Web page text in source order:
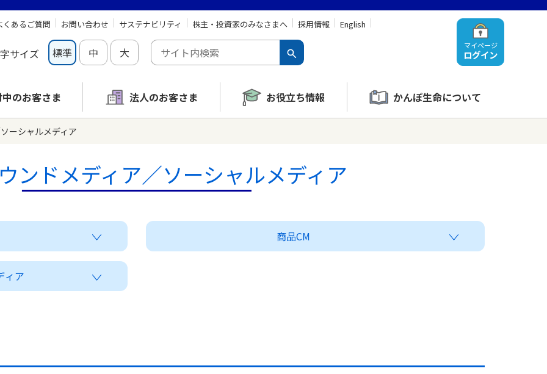
マイページ
ログイン
くあるご質問 お問い合わせ サステナビリティ 株主・投資家のみなさまへ 採用情報 English
サイズ 標準 中 大
のお客さま 法人のお客さま お役立ち情報 かんぽ生命について
ーシャルメディア
ンドメディア／ソーシャルメディア
商品CM
ィア